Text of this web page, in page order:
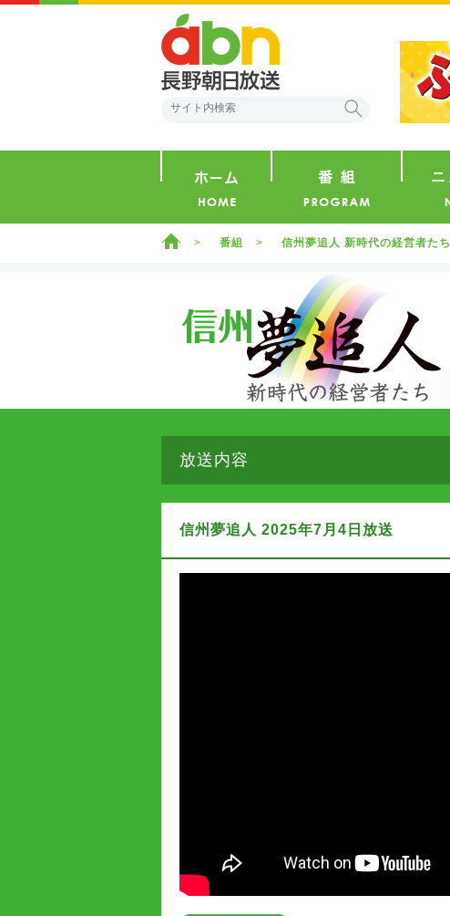
ホーム 番組 信州夢追人 新時代の経営者たち
放送内容
信州夢追人 2025年7月4日放送